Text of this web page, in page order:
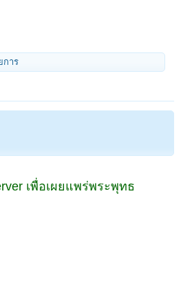
การ
เพื่อเผยแพร่พระพุทธ